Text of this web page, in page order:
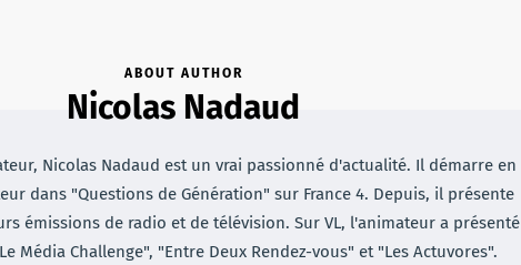
ABOUT AUTHOR
Nicolas Nadaud
Nicolas Nadaud est un vrai passionné d'actualité. Il démarre en
dans "Questions de Génération" sur France 4. Depuis, il présente
émissions de radio et de télévision. Sur VL, l'animateur a présenté
Média Challenge", "Entre Deux Rendez-vous" et "Les Actuvores".